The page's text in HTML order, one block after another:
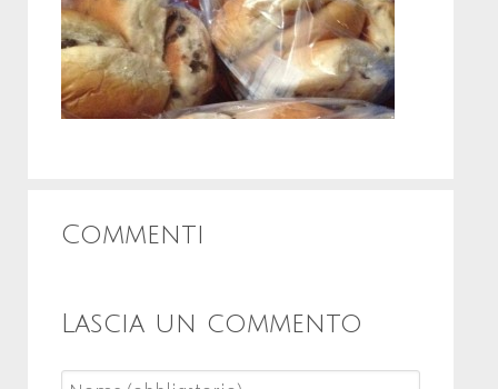
Commenti
Lascia un commento